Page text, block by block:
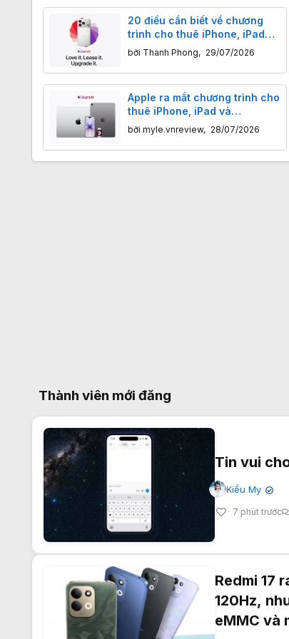
20 điều cần biết về chương
trình cho thuê iPhone, iPad
hoặc Mac của Apple
bởi Thanh Phong, 29/07/2026
Apple ra mắt chương trình cho
thuê iPhone, iPad và
Macbook mới
bởi myle.vnreview, 28/07/2026
Thành viên mới đăng
Tin vui
Kiều My ✔
7 phút trước
Redmi 17
120Hz,
eMMC và